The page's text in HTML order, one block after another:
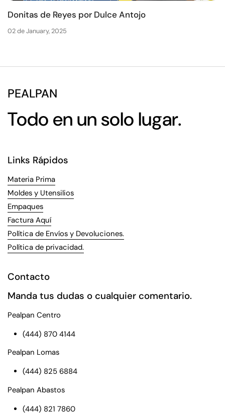
Donitas de Reyes por Dulce Antojo
02 de January, 2025
PEALPAN
Todo en un solo lugar.
Links Rápidos
Materia Prima
Moldes y Utensilios
Empaques
Factura Aquí
Política de Envíos y Devoluciones.
Política de privacidad.
Contacto
Manda tus dudas o cualquier comentario.
Pealpan Centro
(444) 870 4144
Pealpan Lomas
(444) 825 6884
Pealpan Abastos
(444) 821 7860